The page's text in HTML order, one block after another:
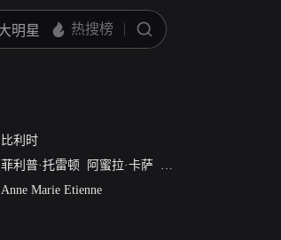
比利时
菲利普·托雷顿 阿蜜拉·卡萨 劳拉·德尔·索尔
Anne Marie Etienne